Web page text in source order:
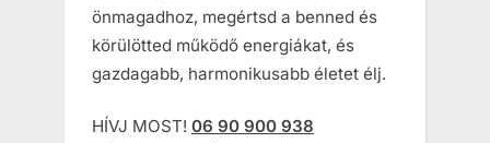
önmagadhoz, megértsd a benned és
körülötted működő energiákat, és
gazdagabb, harmonikusabb életet élj.
HÍVJ MOST! 06 90 900 938